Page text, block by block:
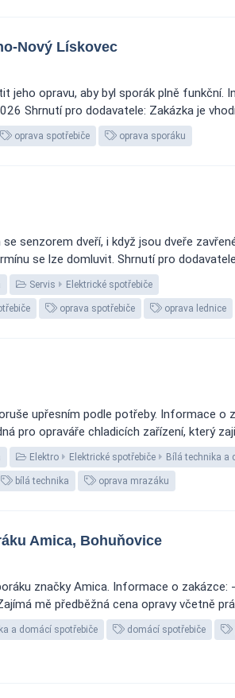
Nový Lískovec
opravu, aby byl sporák plně funkční.
Shrnutí pro dodavatele: Zakázka je
oprava spotřebiče oprava sporáku
senzorem dveří, i když jsou dveře
se lze domluvit. Shrnutí pro
Servis Elektrické spotřebiče
oprava spotřebiče oprava lednice
upřesním podle potřeby. Informace o
pro opraváře chladicích zařízení, který
Elektro Elektrické spotřebiče Bílá technika a
bílá technika oprava mrazáku
Amica, Bohuňovice
značky Amica. Informace o zakázce:
mě předběžná cena opravy včetně
a domácí spotřebiče domácí spotřebiče